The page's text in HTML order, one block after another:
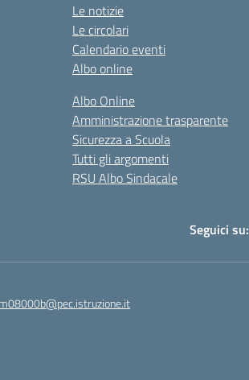
Le notizie
Le circolari
Calendario eventi
Albo online
Albo Online
Amministrazione trasparente
Sicurezza a Scuola
Tutti gli argomenti
RSU Albo Sindacale
Seguici su: